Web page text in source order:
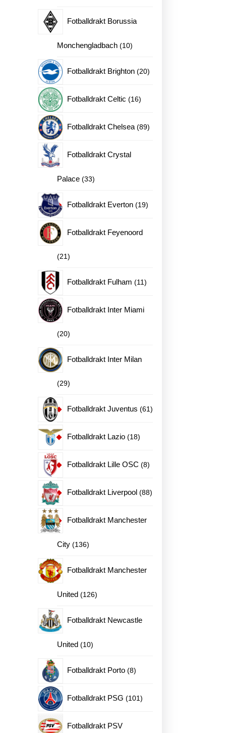
Fotballdrakt Borussia
Monchengladbach 1010
Fotballdrakt Brighton 2020
Fotballdrakt Celtic 1616
Fotballdrakt Chelsea 8989
Fotballdrakt Crystal
Palace 3333
Fotballdrakt Everton 1919
Fotballdrakt Feyenoord
2121
produkter
Fotballdrakt Fulham 1111
Fotballdrakt Inter Miami
2020
produkter
Fotballdrakt Inter Milan
2929
produkter
Fotballdrakt Juventus 6161
Fotballdrakt Lazio 1818
Fotballdrakt Lille OSC 88
Fotballdrakt Liverpool 8888
Fotballdrakt Manchester
City 136136
Fotballdrakt Manchester
United 126126
Fotballdrakt Newcastle
United 1010
Fotballdrakt Porto 88
Fotballdrakt PSG 101101
Fotballdrakt PSV